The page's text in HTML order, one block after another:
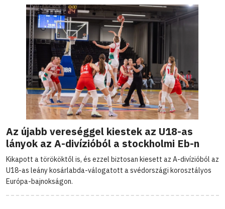
Az újabb vereséggel kiestek az U18-as
lányok az A-divízióból a stockholmi Eb-n
Kikapott a törököktől is, és ezzel biztosan kiesett az A-divízióból az
U18-as leány kosárlabda-válogatott a svédországi korosztályos
Európa-bajnokságon.